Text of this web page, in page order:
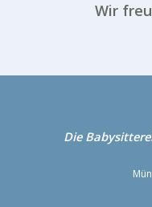
Wir
Die